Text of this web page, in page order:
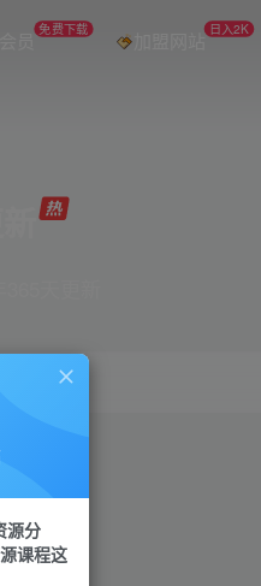
员 免费下载 加盟网站 日入2K
源分
课程这